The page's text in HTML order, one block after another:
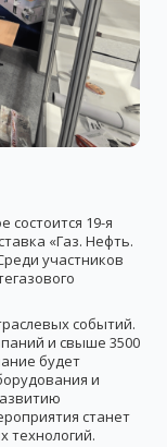
состоится 19-я
«Газ. Нефть.
участников
событий.
и свыше 3500
будет
и
станет
технологий.